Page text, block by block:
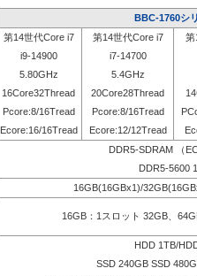
BBC-1760シ
第14世代Core i7 第14世代Core i7 第
i9-14900
i7-14700
5.80GHz
5.4GHz
16Core32Thread
20Core28Thread
Pcore:8/16Tread
Pcore:8/16Tread
Ecore:16/16Tread
Ecore:12/12Tread
DDR5-SDRAM （
DDR5-5600
16GB(16GBx1)/
16GB：1スロット 32GB、
HDD 1TB/
SSD 240GB SSD